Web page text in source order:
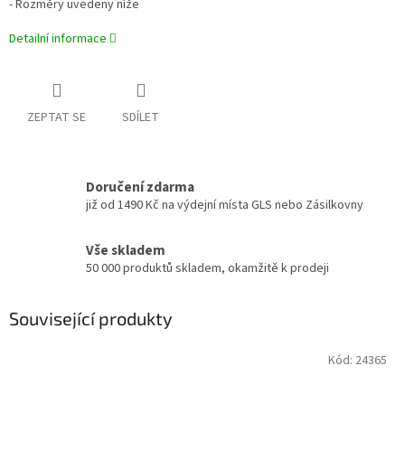
- Rozměry uvedeny níže
Detailní informace
ZEPTAT SE SDÍLET
Doručení zdarma
již od 1490 Kč na výdejní místa GLS nebo Zásilkovny
Vše skladem
50 000 produktů skladem, okamžitě k prodeji
Související produkty
Kód: 24365